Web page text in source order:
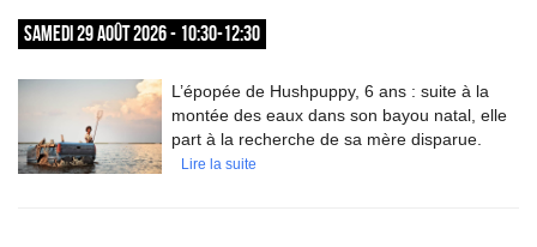
SAMEDI 29 AOÛT 2026 - 10:30-12:30
L’épopée de Hushpuppy, 6 ans : suite à la
montée des eaux dans son bayou natal, elle
part à la recherche de sa mère disparue.
Lire la suite